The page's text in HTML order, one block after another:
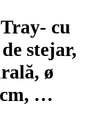
- cu
stejar,
ø
, …